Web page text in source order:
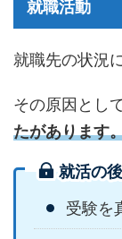
就職活動
就職先の状況
その原因として
たがあります
就活の
受験を